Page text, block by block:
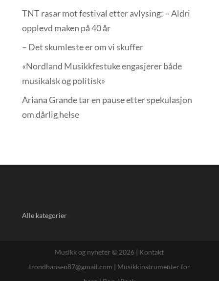
TNT rasar mot festival etter avlysing: – Aldri
opplevd maken på 40 år
– Det skumleste er om vi skuffer
«Nordland Musikkfest­uke engasjerer både
musikalsk og politisk»
Ariana Grande tar en pause etter spekulasjon
om dårlig helse
Alle kategorier
Musikk og nyheter © 2026 | Kontakt
trondhansen87@gmail.com | Musikkinstrumenter for